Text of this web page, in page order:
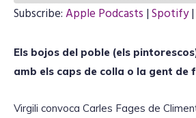
E
p
o
d
e
TuneIn iVoox
RSS FEED
LINK
Subscribe:Apple Podcasts |Spotify|
Els bojos del poble (els
amb els caps de colla o la gent de
Virgili convoca Carles Fages de